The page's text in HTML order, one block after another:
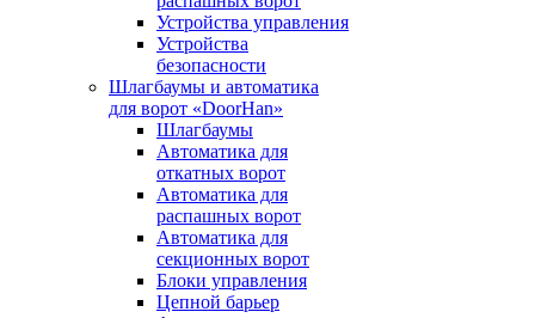
Устройства управления
Устройства
безопасности
Шлагбаумы и автоматика
для ворот «DoorHan»
Шлагбаумы
Автоматика для
откатных ворот
Автоматика для
распашных ворот
Автоматика для
секционных ворот
Блоки управления
Цепной барьер